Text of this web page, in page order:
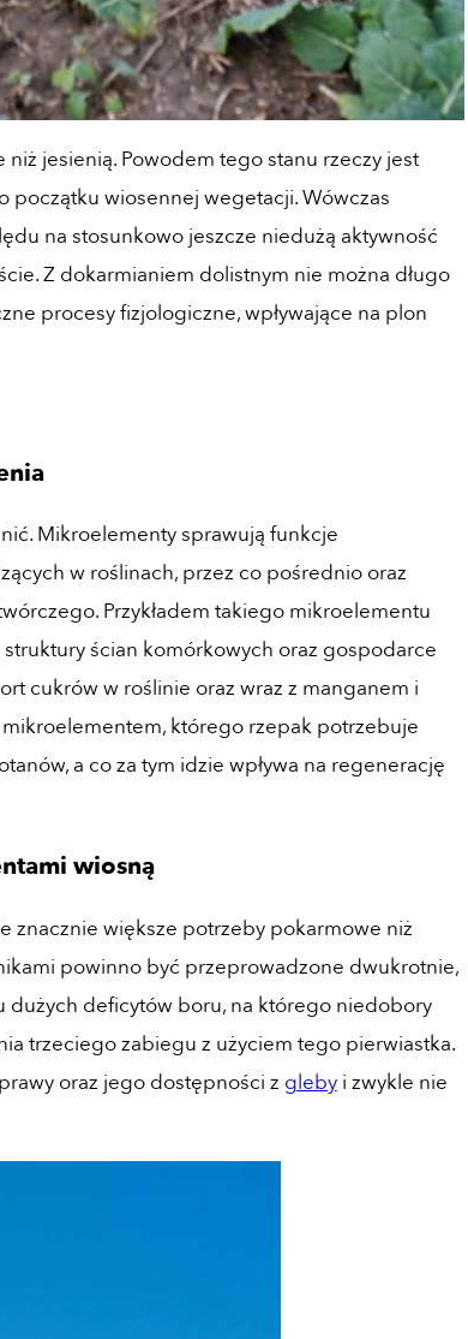
jesienią. Powodem tego stanu rzeczy jest
początku wiosennej wegetacji. Wówczas
na stosunkowo jeszcze niedużą aktywność
Z dokarmianiem dolistnym nie można długo
procesy fizjologiczne, wpływające na plon
Mikroelementy sprawują funkcje
w roślinach, przez co pośrednio oraz
Przykładem takiego mikroelementu
struktury ścian komórkowych oraz gospodarce
cukrów w roślinie oraz wraz z manganem i
którego rzepak potrzebuje
a co za tym idzie wpływa na regenerację
wiosną
znacznie większe potrzeby pokarmowe niż
powinno być przeprowadzone dwukrotnie,
dużych deficytów boru, na którego niedobory
trzeciego zabiegu z użyciem tego pierwiastka.
oraz jego dostępności z glebyi zwykle nie